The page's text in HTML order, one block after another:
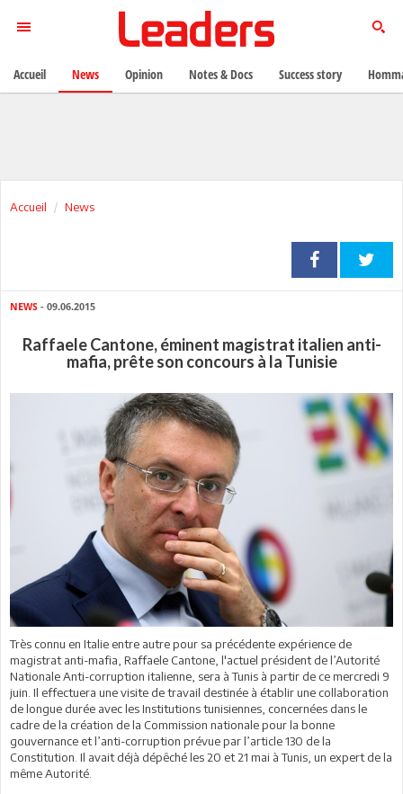
Accueil News
NEWS - 09.06.2015
Raffaele Cantone, éminent magistrat italien anti-
mafia, prête son concours à la Tunisie
Très connu en Italie entre autre pour sa précédente expérience de
magistrat anti-mafia, Raffaele Cantone, l'actuel président de l’Autorité
Nationale Anti-corruption italienne, sera à Tunis à partir de ce mercredi 9
juin. Il effectuera une visite de travail destinée à établir une collaboration
de longue durée avec les Institutions tunisiennes, concernées dans le
cadre de la création de la Commission nationale pour la bonne
gouvernance et l’anti-corruption prévue par l’article 130 de la
Constitution. Il avait déjà dépêché les 20 et 21 mai à Tunis, un expert de la
même Autorité.
Accueil News Opinion Notes & Docs Success story